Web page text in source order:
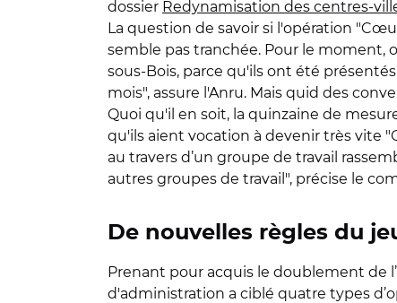
dossier Redynamisation des centres-
La question de savoir si l'opération
semble pas tranchée. Pour le moment,
sous-Bois, parce qu'ils ont été
mois", assure l'Anru. Mais quid des
Quoi qu'il en soit, la quinzaine de
qu'ils aient vocation à devenir très vite
au travers d’un groupe de travail
autres groupes de travail", précise le
De nouvelles règles du
Prenant pour acquis le doublement de
d'administration a ciblé quatre types